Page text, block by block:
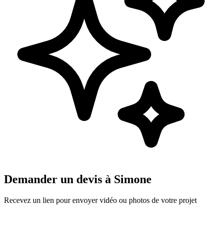
Demander un devis à Simone
Recevez un lien pour envoyer vidéo ou photos de votre projet